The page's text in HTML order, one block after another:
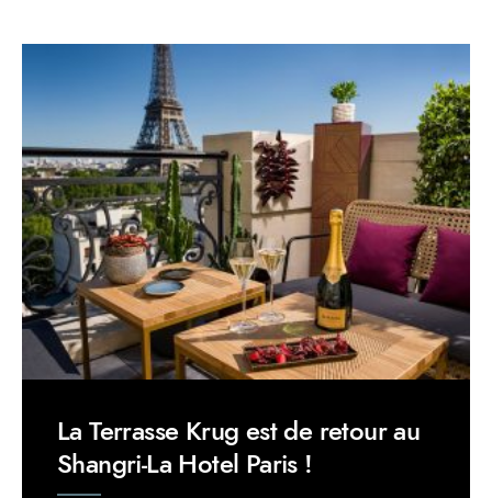
La Terrasse Krug est de retour au
Shangri-La Hotel Paris !